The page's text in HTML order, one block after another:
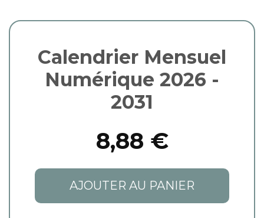
Calendrier Mensuel
Numérique 2026 -
2031
8,88 €
AJOUTER AU PANIER